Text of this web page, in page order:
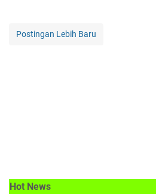
Postingan Lebih Baru
Hot News